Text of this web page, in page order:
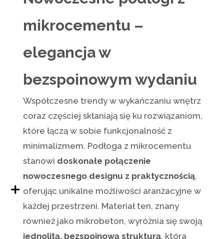
mikrocementu –
elegancja w
bezspoinowym wydaniu
Współczesne trendy w wykańczaniu wnętrz
coraz częściej skłaniają się ku rozwiązaniom,
które łączą w sobie funkcjonalność z
minimalizmem. Podłoga z mikrocementu
stanowi doskonałe połączenie
nowoczesnego designu z praktycznością,
oferując unikalne możliwości aranżacyjne w
każdej przestrzeni. Materiał ten, znany
również jako mikrobeton, wyróżnia się swoją
jednolitą, bezspoinową strukturą, która